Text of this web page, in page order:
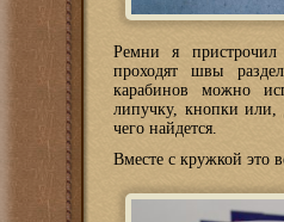
Ремни я
проходят швы
карабинов можно
липучку, кнопки
чего найдется.
Вместе с кружкой это